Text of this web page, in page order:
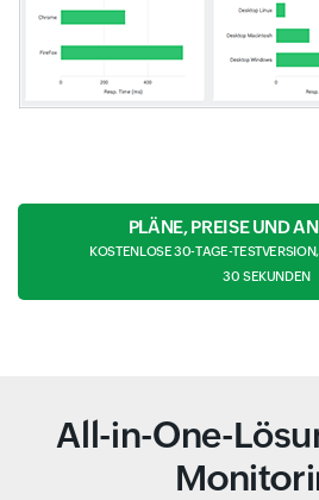
PLÄNE, PREISE UND
KOSTENLOSE 30-TAGE-
30 SEKUNDEN
All-in-One-